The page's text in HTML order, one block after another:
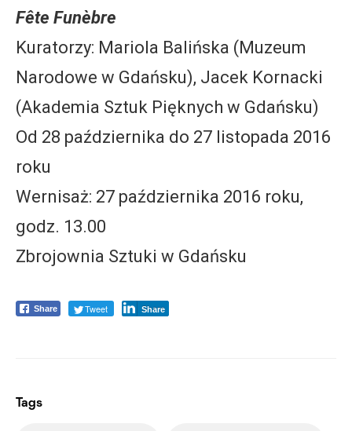
Fête Funèbre
Kuratorzy: Mariola Balińska (Muzeum
Narodowe w Gdańsku), Jacek Kornacki
(Akademia Sztuk Pięknych w Gdańsku)
Od 28 października do 27 listopada 2016
roku
Wernisaż: 27 października 2016 roku,
godz. 13.00
Zbrojownia Sztuki w Gdańsku
Share Tweet Share
Tags